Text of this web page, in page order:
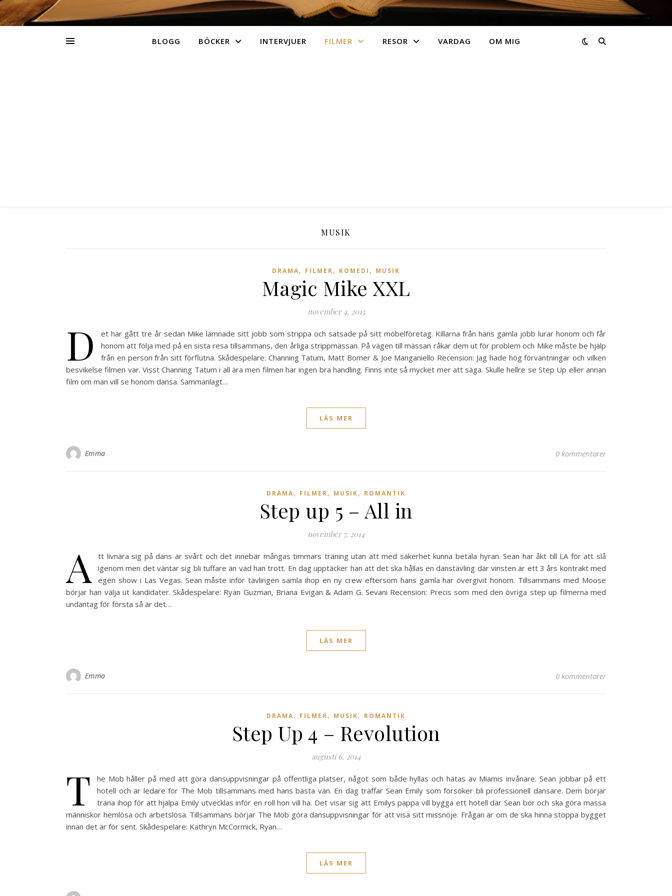
BLOGG BÖCKER INTERVJUER FILMER RESOR VARDAG OM MIG
MUSIK
DRAMA, FILMER, KOMEDI , MUSIK
Magic Mike XXL
november 4, 2015
D
et har gått tre år sedan Mike lämnade sitt jobb som strippa och satsade på sitt möbelföretag. Killarna från hans gamla jobb lurar honom och får
honom att följa med på en sista resa tillsammans, den årliga strippmässan. På vägen till mässan råkar dem ut för problem och Mike måste be hjälp
från en person från sitt förflutna. Skådespelare: Channing Tatum, Matt Bomer & Joe Manganiello Recension: Jag hade hög förväntningar och vilken
besvikelse filmen var. Visst Channing Tatum i all ära men filmen har ingen bra handling. Finns inte så mycket mer att säga. Skulle hellre se Step Up eller annan
film om man vill se honom dansa. Sammanlagt…
LÄS MER
Emma 0 kommentarer
DRAMA, FILMER, MUSIK, ROMANTIK
Step up 5 – All in
november 7, 2014
A
tt livnära sig på dans är svårt och det innebär mångas timmars träning utan att med säkerhet kunna betala hyran. Sean har åkt till LA för att slå
igenom men det väntar sig bli tuffare än vad han trott. En dag upptäcker han att det ska hållas en danstävling där vinsten är ett 3 års kontrakt med
egen show i Las Vegas. Sean måste inför tävlingen samla ihop en ny crew eftersom hans gamla har övergivit honom. Tillsammans med Moose
börjar han välja ut kandidater. Skådespelare: Ryan Guzman, Briana Evigan & Adam G. Sevani Recension: Precis som med den övriga step up filmerna med
undantag för första så är det…
LÄS MER
Emma 0 kommentarer
DRAMA, FILMER, MUSIK, ROMANTIK
Step Up 4 – Revolution
augusti 6, 2014
T
he Mob håller på med att göra dansuppvisningar på offentliga platser, något som både hyllas och hatas av Miamis invånare. Sean jobbar på ett
hotell och är ledare för The Mob tillsammans med hans bästa vän. En dag träffar Sean Emily som försöker bli professionell dansare. Dem börjar
träna ihop för att hjälpa Emily utvecklas inför en roll hon vill ha. Det visar sig att Emilys pappa vill bygga ett hotell där Sean bor och ska göra massa
människor hemlösa och arbetslösa. Tillsammans börjar The Mob göra dansuppvisningar för att visa sitt missnöje. Frågan är om de ska hinna stoppa bygget
innan det är för sent. Skådespelare: Kathryn McCormick, Ryan…
LÄS MER